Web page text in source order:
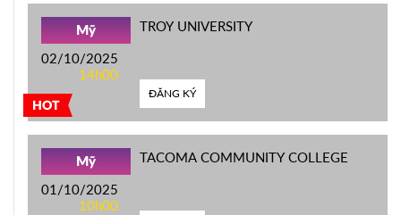
HOT
Mỹ
02/10/2025
14h00
TROY UNIVERSITY
ĐĂNG KÝ
Mỹ
01/10/2025
10h00
TACOMA COMMUNITY COLLEGE